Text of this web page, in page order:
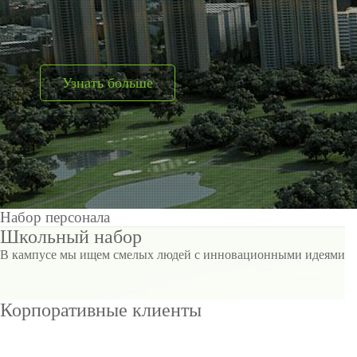
PTZ видеокамеры
IP видеокамеры
HD видеокамеры
Больше>>
POS
Антикражное
оборудование
POS
Больше>>
Узнать больше
Набор персонала
Школьный набор
В кампусе мы ищем смелых людей с инновационными идеями
Корпоративные клиенты